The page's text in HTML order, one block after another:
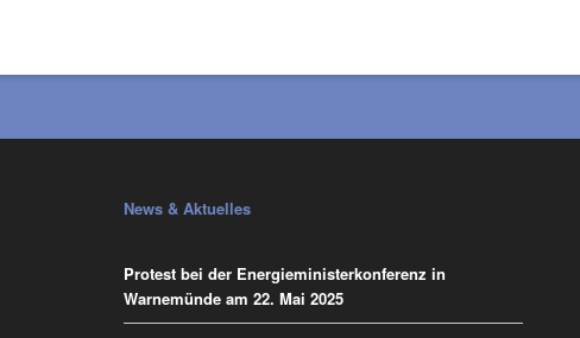
News & Aktuelles
Protest bei der Energieministerkonferenz in
Warnemünde am 22. Mai 2025